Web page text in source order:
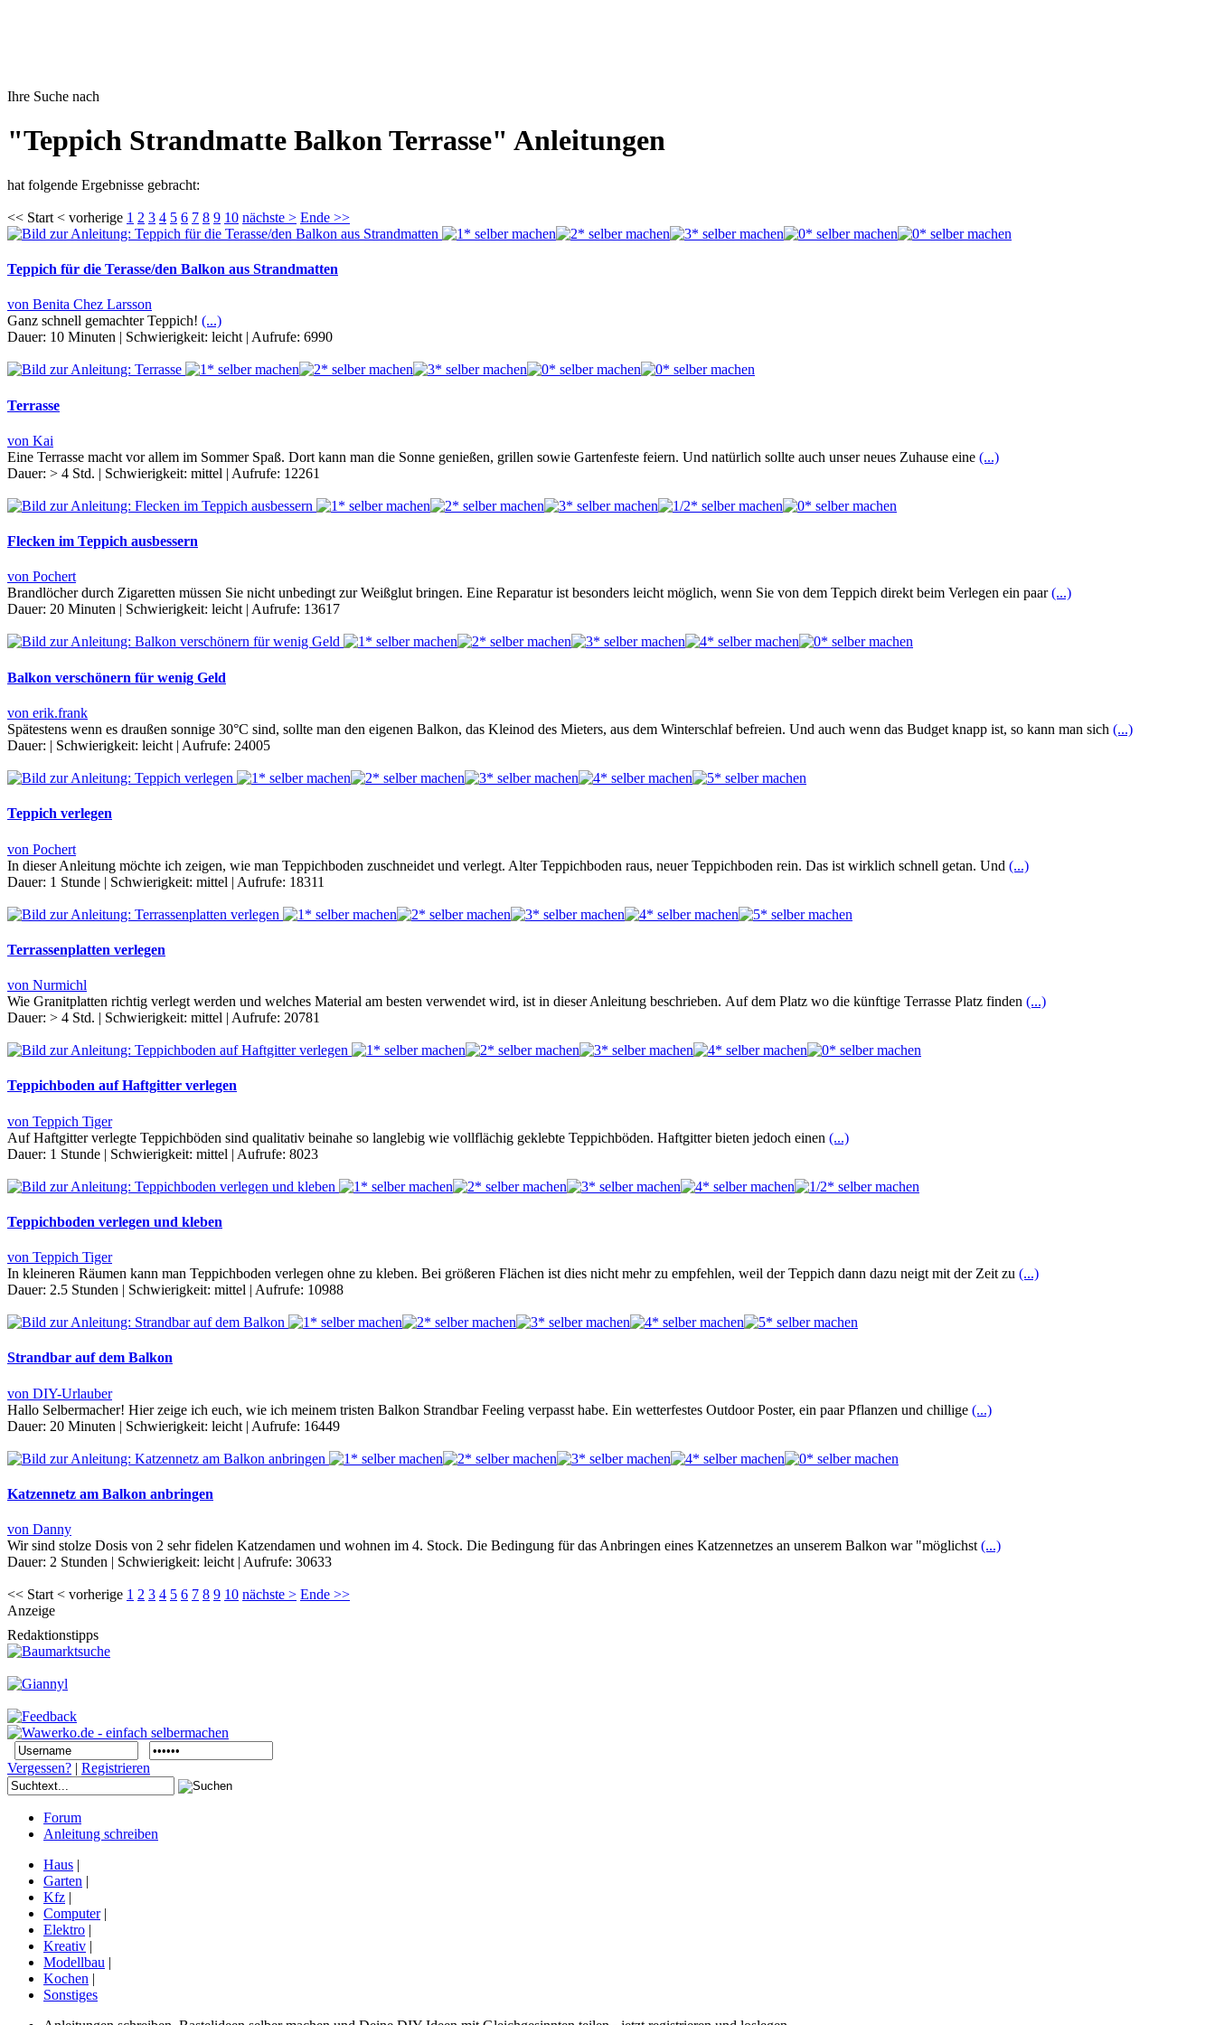
Ihre Suche nach
"Teppich Strandmatte Balkon Terrasse" Anleitungen
hat folgende Ergebnisse gebracht:
<< Start < vorherige 1 2 3 4 5 6 7 8 9 10 nächste > Ende >>
Teppich für die Terasse/den Balkon aus Strandmatten
von Benita Chez Larsson
Ganz schnell gemachter Teppich! (...)
Dauer: 10 Minuten | Schwierigkeit: leicht | Aufrufe: 6990
Terrasse
von Kai
Eine Terrasse macht vor allem im Sommer Spaß. Dort kann man die Sonne genießen, grillen sowie Gartenfeste feiern. Und natürlich sollte auch unser neues Zuhause eine (...)
Dauer: > 4 Std. | Schwierigkeit: mittel | Aufrufe: 12261
Flecken im Teppich ausbessern
von Pochert
Brandlöcher durch Zigaretten müssen Sie nicht unbedingt zur Weißglut bringen. Eine Reparatur ist besonders leicht möglich, wenn Sie von dem Teppich direkt beim Verlegen ein paar(...)
Dauer: 20 Minuten Schwierigkeit: leicht Aufrufe: 13617
Balkon verschönern für wenig Geld
von erik.frank
Spätestens wenn es draußen sonnige 30°C sind, sollte man den eigenen Balkon, das Kleinod des Mieters, aus dem Winterschlaf befreien. Und auch wenn das Budget knapp ist, so kann man sich (...)
Dauer: | Schwierigkeit: leicht | Aufrufe: 24005
Teppich verlegen
von Pochert
In dieser Anleitung möchte ich zeigen, wie man Teppichboden zuschneidet und verlegt. Alter Teppichboden raus, neuer Teppichboden rein. Das ist wirklich schnell getan. Und (...)
Dauer: 1 Stunde | Schwierigkeit: mittel | Aufrufe: 18311
Terrassenplatten verlegen
von Nurmichl
Wie Granitplatten richtig verlegt werden und welches Material am besten verwendet wird, ist in dieser Anleitung beschrieben. Auf dem Platz wo die künftige Terrasse Platz finden (...)
Dauer: > 4 Std. | Schwierigkeit: mittel | Aufrufe: 20781
Teppichboden auf Haftgitter verlegen
von Teppich Tiger
Auf Haftgitter verlegte Teppichböden sind qualitativ beinahe so langlebig wie vollflächig geklebte Teppichböden. Haftgitter bieten jedoch einen (...)
Dauer: 1 Stunde | Schwierigkeit: mittel | Aufrufe: 8023
Teppichboden verlegen und kleben
von Teppich Tiger
In kleineren Räumen kann man Teppichboden verlegen ohne zu kleben. Bei größeren Flächen ist dies nicht mehr zu empfehlen, weil der Teppich dann dazu neigt mit der Zeit zu (...)
Dauer: 2.5 Stunden | Schwierigkeit: mittel | Aufrufe: 10988
Strandbar auf dem Balkon
von DIY-Urlauber
Hallo Selbermacher! Hier zeige ich euch, wie ich meinem tristen Balkon Strandbar Feeling verpasst habe. Ein wetterfestes Outdoor Poster, ein paar Pflanzen und chillige (...)
Dauer: 20 Minuten | Schwierigkeit: leicht | Aufrufe: 16449
Katzennetz am Balkon anbringen
von Danny
Wir sind stolze Dosis von 2 sehr fidelen Katzendamen und wohnen im 4. Stock. Die Bedingung für das Anbringen eines Katzennetzes an unserem Balkon war "möglichst (...)
Dauer: 2 Stunden | Schwierigkeit: leicht | Aufrufe: 30633
<< Start < vorherige 1 2 3 4 5 6 7 8 9 10 nächste > Ende >>
Anzeige
Redaktionstipps
Vergessen? | Registrieren
Forum
Anleitung schreiben
Haus |
Garten |
Kfz |
Computer|
Elektro |
Kreativ |
Modellbau |
Kochen |
Sonstiges